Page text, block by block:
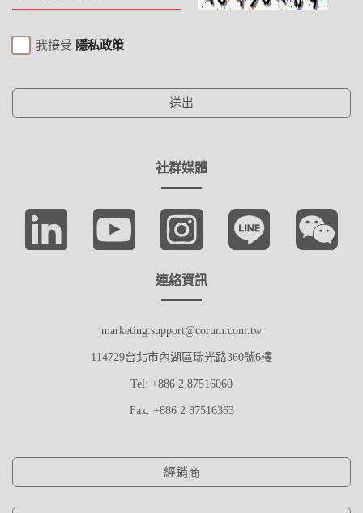
我接受 隱私政策
送出
社群媒體
連絡資訊
marketing.support@corum.com.tw
114729台北市內湖區瑞光路360號6樓
Tel: +886 2 87516060
Fax: +886 2 87516363
經銷商